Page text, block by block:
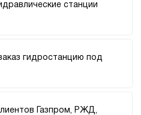
станции
гидростанцию под
Газпром, РЖД,